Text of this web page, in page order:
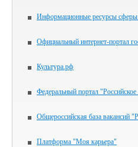
Информационные ресурсы
Официальный интернет-портал
Культура.рф
Федеральный портал "Российское
Общероссийская база вакансий
Платформа "Моя карьера"